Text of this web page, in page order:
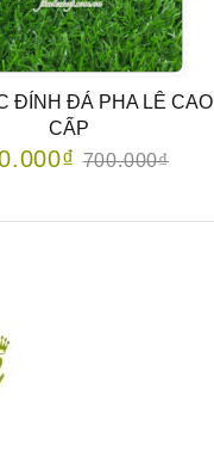
ĐÍNH ĐÁ PHA LÊ CAO
CẤP
700.000₫